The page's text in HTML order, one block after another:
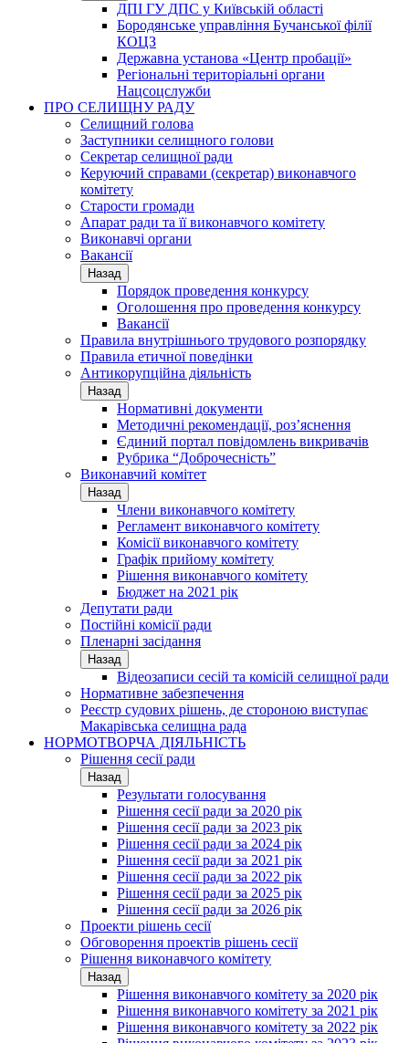
ДПІ ГУ ДПС у Київській області
Бородянське управління Бучанської філії
КОЦЗ
Державна установа «Центр пробації»
Регіональні територіальні органи
Нацсоцслужби
ПРО СЕЛИЩНУ РАДУ
Селищний голова
Заступники селищного голови
Секретар селищної ради
Керуючий справами (секретар) виконавчого
комітету
Старости громади
Апарат ради та її виконавчого комітету
Виконавчі органи
Вакансії
Назад
Порядок проведення конкурсу
Оголошення про проведення конкурсу
Вакансії
Правила внутрішнього трудового розпорядку
Правила етичної поведінки
Антикорупційна діяльність
Назад
Нормативні документи
Методичні рекомендації, роз’яснення
Єдиний портал повідомлень викривачів
Рубрика “Доброчесність”
Виконавчий комітет
Назад
Члени виконавчого комітету
Регламент виконавчого комітету
Комісії виконавчого комітету
Графік прийому комітету
Рішення виконавчого комітету
Бюджет на 2021 рік
Депутати ради
Постійні комісії ради
Пленарні засідання
Назад
Відеозаписи сесій та комісій селищної ради
Нормативне забезпечення
Реєстр судових рішень, де стороною виступає
Макарівська селищна рада
НОРМОТВОРЧА ДІЯЛЬНІСТЬ
Рішення сесії ради
Назад
Результати голосування
Рішення сесії ради за 2020 рік
Рішення сесії ради за 2023 рік
Рішення сесії ради за 2024 рік
Рішення сесії ради за 2021 рік
Рішення сесії ради за 2022 рік
Рішення сесії ради за 2025 рік
Рішення сесії ради за 2026 рік
Проекти рішень сесії
Обговорення проектів рішень сесії
Рішення виконавчого комітету
Назад
Рішення виконавчого комітету за 2020 рік
Рішення виконавчого комітету за 2021 рік
Рішення виконавчого комітету за 2022 рік